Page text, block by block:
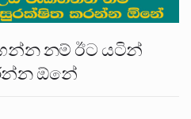
නම් ඊට යටින්
ඕනේ